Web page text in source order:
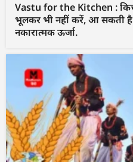
Vastu for the Kitchen :
भूलकर भी नहीं करें, आ सकती है
नकारात्मक ऊर्जा.